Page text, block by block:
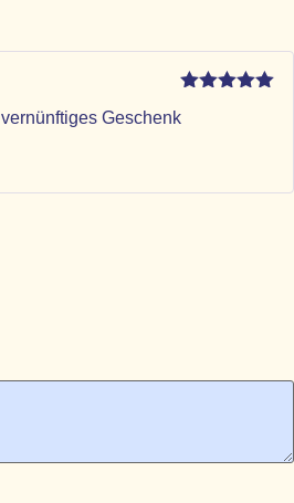
5
Geschenk